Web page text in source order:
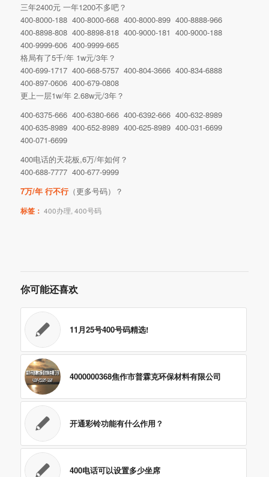
三年2400元 一年1200不多吧？
400-8000-188 400-8000-668 400-8000-899 400-8888-966
400-8898-808 400-8898-818 400-9000-181 400-9000-188
400-9999-606 400-9999-665
格局有了5千/年 1w元/3年？
400-699-1717 400-668-5757 400-804-3666 400-834-6888
400-897-0606 400-679-0808
更上一层1w/年 2.68w元/3年？
400-6375-666 400-6380-666 400-6392-666 400-632-8989
400-635-8989 400-652-8989 400-625-8989 400-031-6699
400-071-6699
400电话的天花板,6万/年如何？
400-688-7777 400-677-9999
7万/年 行不行（更多号码）？
标签： 400办理,400号码
你可能还喜欢
11月25号400号码精选!
4000000368焦作市普霖克环保材料有限公司
开通彩铃功能有什么作用？
400电话可以设置多少坐席